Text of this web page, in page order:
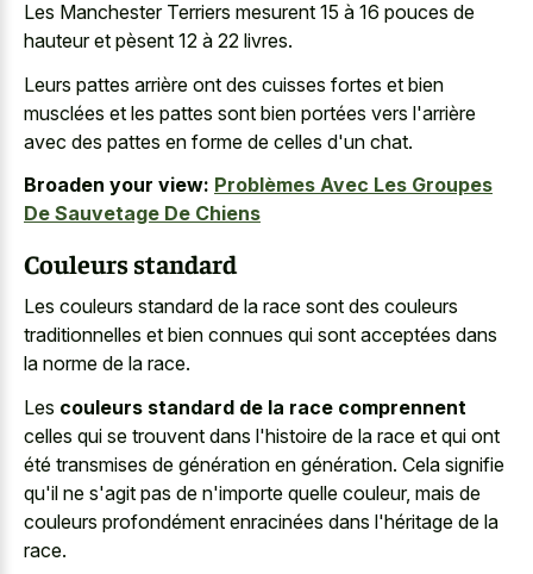
Les Manchester Terriers mesurent 15 à 16 pouces de
hauteur et pèsent 12 à 22 livres.
Leurs pattes arrière ont des cuisses fortes et bien
musclées et les pattes sont bien portées vers l'arrière
avec des pattes en forme de celles d'un chat.
Broaden your view: Problèmes Avec Les Groupes
De Sauvetage De Chiens
Couleurs standard
Les couleurs standard de la race sont des couleurs
traditionnelles et bien connues qui sont acceptées dans
la norme de la race.
Les couleurs standard de la race comprennent
celles qui se trouvent dans l'histoire de la race et qui ont
été transmises de génération en génération. Cela signifie
qu'il ne s'agit pas de n'importe quelle couleur, mais de
couleurs profondément enracinées dans l'héritage de la
race.